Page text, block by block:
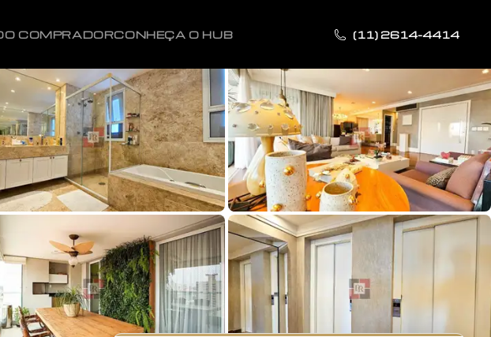
COMPRADORCONHEÇA O HUB (11) 2614-4414